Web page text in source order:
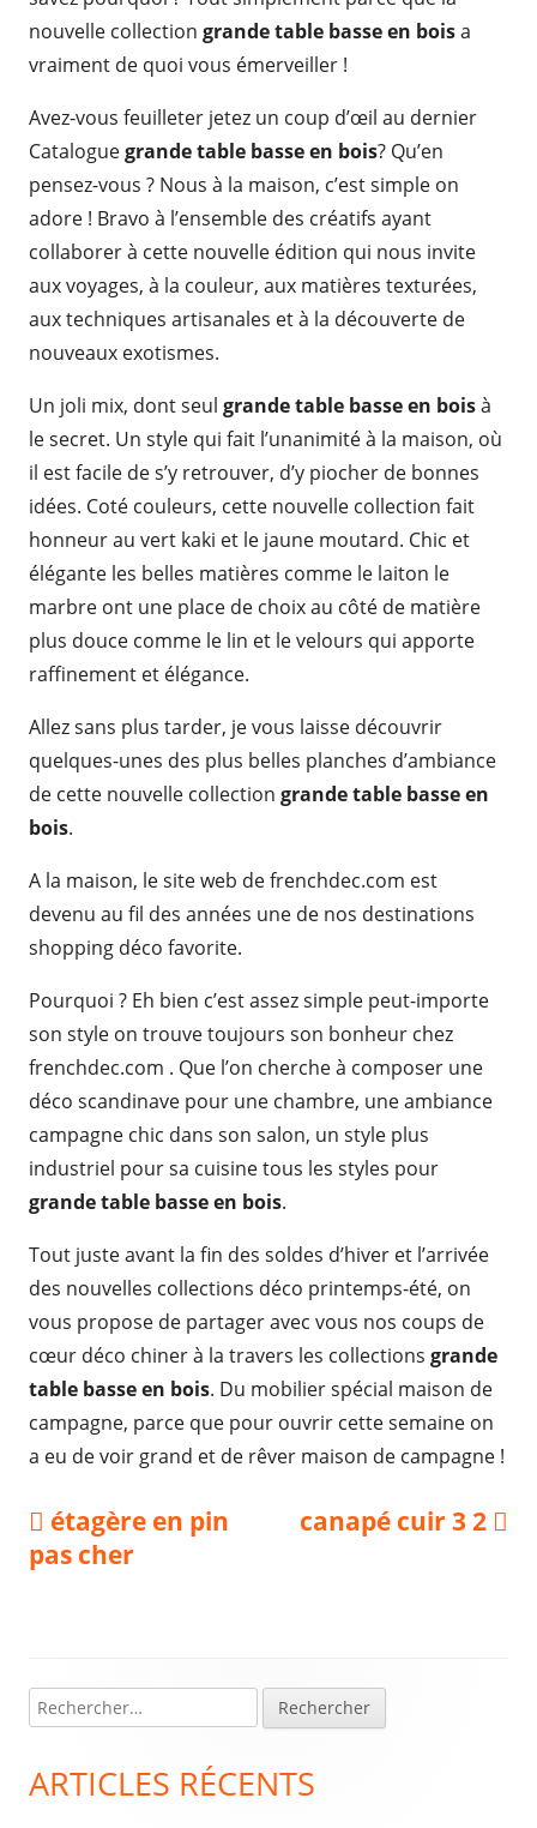
nouvelle collection grande table basse en boisa
vraiment de quoi vous émerveiller !
Avez-vous feuilleter jetez un coup d’œil au dernier
Cataloguegrande table basse en bois? Qu’en
pensez-vous ? Nous à la maison, c’est simple on
adore ! Bravo à l’ensemble des créatifs ayant
collaborer à cette nouvelle édition qui nous invite
aux voyages, à la couleur, aux matières texturées,
aux techniques artisanales et à la découverte de
nouveaux exotismes.
Un joli mix, dont seul grande table basse en boisà
le secret. Un style qui fait l’unanimité à la maison, où
il est facile de s’y retrouver, d’y piocher de bonnes
idées. Coté couleurs, cette nouvelle collection fait
honneur au vert kaki et le jaune moutard. Chic et
élégante les belles matières comme le laiton le
marbre ont une place de choix au côté de matière
plus douce comme le lin et le velours qui apporte
raffinement et élégance.
Allez sans plus tarder, je vous laisse découvrir
quelques-unes des plus belles planches d’ambiance
de cette nouvelle collection grande table basse en
bois.
A la maison, le site web de frenchdec.com est
devenu au fil des années une de nos destinations
shopping déco favorite.
Pourquoi ? Eh bien c’est assez simple peut-importe
son style on trouve toujours son bonheur chez
frenchdec.com . Que l’on cherche à composer une
déco scandinave pour une chambre, une ambiance
campagne chic dans son salon, un style plus
industriel pour sa cuisine tous les styles pour
grande table basse en bois.
Tout juste avant la fin des soldes d’hiver et l’arrivée
des nouvelles collections déco printemps-été, on
vous propose de partager avec vous nos coups de
cœur déco chiner à la travers les collections grande
table basse en bois. Du mobilier spécial maison de
campagne, parce que pour ouvrir cette semaine on
a eu de voir grand et de rêver maison de campagne !
Navigation
de
Previous
article:
étagère en pin
pas cher
Next
canapé cuir 3 2
Colonne
latérale
e
h
ARTICLES RÉCENTS